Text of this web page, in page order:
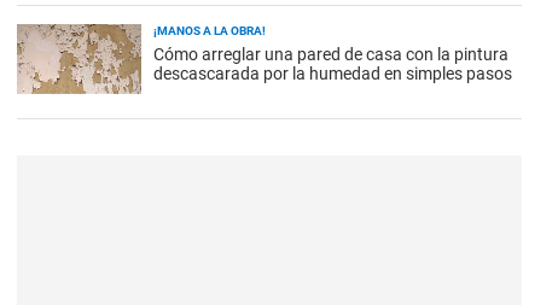
¡MANOS A LA OBRA!
Cómo arreglar una pared de casa con la pintura
descascarada por la humedad en simples pasos